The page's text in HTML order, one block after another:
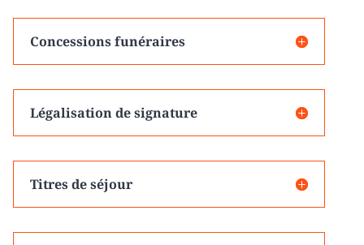
Concessions funéraires
Légalisation de signature
Titres de séjour